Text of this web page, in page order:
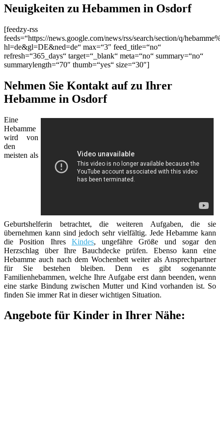
Neuigkeiten zu Hebammen in Osdorf
[feedzy-rss
feeds=“https://news.google.com/news/rss/search/section/q/
hl=de&gl=DE&ned=de“ max=“3″ feed_title=“no“
refresh=“365_days“ target=“_blank“ meta=“no“ summary=“no“
summarylength=“70″ thumb=“yes“ size=“30″]
Nehmen Sie Kontakt auf zu Ihrer
Hebamme in Osdorf
Eine
Hebamme
wird von
den
meisten als
Geburtshelferin betrachtet, die weiteren Aufgaben, die sie
übernehmen kann sind jedoch sehr vielfältig. Jede Hebamme kann
die Position Ihres Kindes, ungefähre Größe und sogar den
Herzschlag über Ihre Bauchdecke prüfen. Ebenso kann eine
Hebamme auch nach dem Wochenbett weiter als Ansprechpartner
für Sie bestehen bleiben. Denn es gibt sogenannte
Familienhebammen, welche Ihre Aufgabe erst dann beenden, wenn
eine starke Bindung zwischen Mutter und Kind vorhanden ist. So
finden Sie immer Rat in dieser wichtigen Situation.
Angebote für Kinder in Ihrer Nähe: